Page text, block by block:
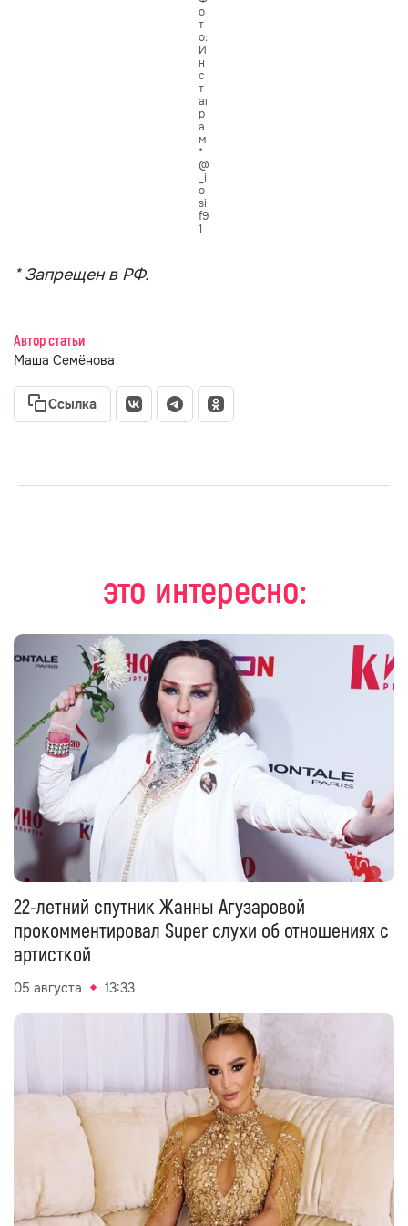
о
т
о:
И
н
с
т
аг
р
а
м
*
@
_i
o
si
f9
1
* Запрещен в РФ.
Автор статьи
Маша Семёнова
Ссылка
это интересно:
22-летний спутник Жанны Агузаровой
прокомментировал Super слухи об отношениях с
артисткой
05 августа 13:33